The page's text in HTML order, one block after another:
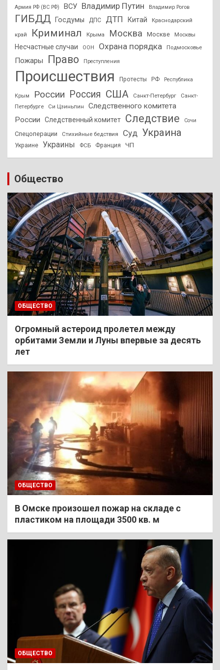
Армия РФ (ВС РФ) ВСУ Владимир Путин Владимир Рогов
ГИБДД Госдумы ДПС ДТП Китай Краснодарский
край Криминал Крыма Москва Москве Москвы
Несчастные случаи ООН Охрана порядка Подмосковье
Пожары Право Преступления
Происшествия Протесты РФ Республика
Крым России Россия США Санкт-Петербург
Санкт-
Петербурге
Си Цзиньпин
Следственного комитета
России
Следственный комитет Следствие Сочи
Спецоперации Стихийные бедствия Суд Украина
Украине Украины ФСБ Франция ЧП
Общество
ОБЩЕСТВО
Огромный астероид пролетел между
орбитами Земли и Луны впервые за десять
лет
ОБЩЕСТВО
В Омске произошел пожар на складе с
пластиком на площади 3500 кв. м
ОБЩЕСТВО